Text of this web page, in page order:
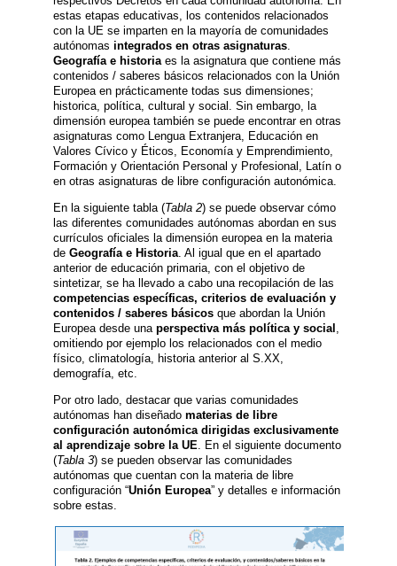
estas etapas educativas, los contenidos relacionados
con la UE se imparten en la mayoría de comunidades
autónomas integrados en otras asignaturas.
Geografía e historiaes la asignatura que contiene más
contenidos / saberes básicos relacionados con la Unión
Europea en prácticamente todas sus dimensiones;
historica, política, cultural y social. Sin embargo, la
dimensión europea también se puede encontrar en otras
asignaturas como Lengua Extranjera, Educación en
Valores Cívico y Éticos, Economía y Emprendimiento,
Formación y Orientación Personal y Profesional, Latín o
en otras asignaturas de libre configuración autonómica.
En la siguiente tabla (Tabla 2) se puede observar cómo
las diferentes comunidades autónomas abordan en sus
currículos oficiales la dimensión europea en la materia
de Geografía e Historia . Al igual que en el apartado
anterior de educación primaria, con el objetivo de
sintetizar, se ha llevado a cabo una recopilación de las
competencias específicas, criterios de evaluación y
contenidos / saberes básicos que abordan la Unión
Europea desde una perspectiva más política y social
omitiendo por ejemplo los relacionados con el medio
físico, climatología, historia anterior al S.XX,
demografía, etc.
Por otro lado, destacar que varias comunidades
autónomas han diseñado materias de libre
configuración autonómica dirigidas exclusivamente
al aprendizaje sobre la UE . En el siguiente documento
(Tabla 3) se pueden observar las comunidades
autónomas que cuentan con la materia de libre
configuración “Unión Europea” y detalles e información
sobre estas.